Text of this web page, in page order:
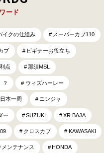
ード
イクの仕組み スーパーカブ110
ブ ビギナーお役立ち
点 那須MSL
？ ウィズハーレー
日本一周 ニンジャ
ー SUZUKI XR BAJA
クロスカブ KAWASAKI
メンテナンス HONDA